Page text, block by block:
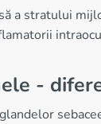
a stratului
-